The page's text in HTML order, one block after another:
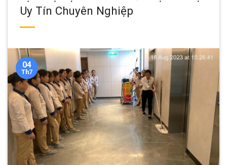
Uy Tín Chuyên Nghiệp
04
Th7